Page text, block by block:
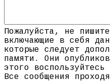
Пожалуйста, не
включающие в себя
которые следует
памяти. Они
этого
Все сообщения